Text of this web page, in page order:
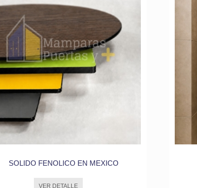
SOLIDO FENOLICO EN MEXICO
VER DETALLE